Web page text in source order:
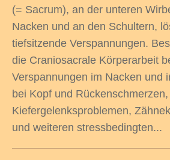
(= Sacrum), an der unteren
Nacken und an den Schultern,
tiefsitzende Verspannungen.
die Craniosacrale Körperarbeit
Verspannungen im Nacken und
bei Kopf und
Kiefergelenksproblemen,
und weiteren stressbedingten...